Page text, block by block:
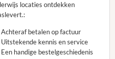
locaties ontdekken
Achteraf betalen op factuur
Uitstekende kennis en service
Een handige bestelgeschiedenis